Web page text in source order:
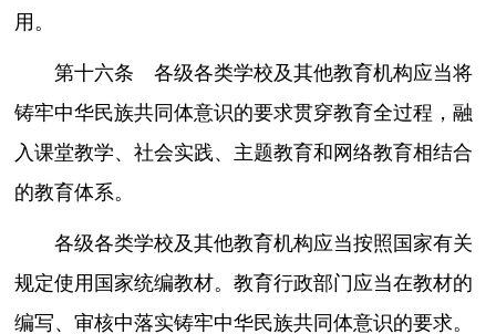
用。
第十六条 各级各类学校及其他教育机构应当将
铸牢中华民族共同体意识的要求贯穿教育全过程，融
入课堂教学、社会实践、主题教育和网络教育相结合
的教育体系。
各级各类学校及其他教育机构应当按照国家有关
规定使用国家统编教材。教育行政部门应当在教材的
编写、审核中落实铸牢中华民族共同体意识的要求。